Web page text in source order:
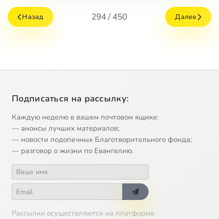
Назад 294 / 450 Далее
Подписаться на рассылку:
Каждую неделю в вашем почтовом ящике:
— анонсы лучших материалов;
— новости подопечных Благотворительного фонда;
— разговор о жизни по Евангелию.
Рассылки осуществляются на платформе